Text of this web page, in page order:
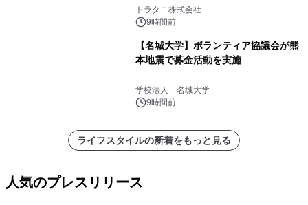
説
トラタニ株式会社
9時間前
【名城大学】ボランティア協議会が熊
本地震で募金活動を実施
学校法人 名城大学
9時間前
ライフスタイルの新着をもっと見る
人気のプレスリリース